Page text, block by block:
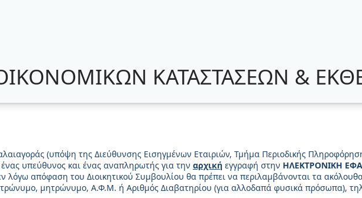
ΚΑΤΑΣΤΑΣΕΩΝ &
(υπόψη της Διεύθυνσης Εισηγμένων Εταιριών, Τμήμα Περιοδικής
υπεύθυνος και ένας αναπληρωτής για την αρχική εγγραφή στην ΗΛΕΚΤΡΟΝΙΚΗ
λόγω απόφαση του Διοικητικού Συμβουλίου θα πρέπει να περιλαμβάνονται τα
μητρώνυμο, Α.Φ.Μ. ή Αριθμός Διαβατηρίου (για αλλοδαπά φυσικά πρόσωπα),